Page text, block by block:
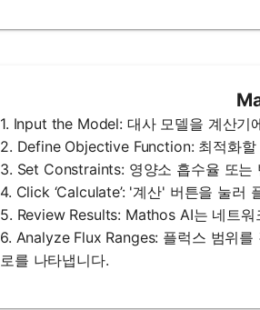
1. Input the Model: 대사 모델을 계산기
2. Define Objective Function: 최적화
3. Set Constraints: 영양소 흡수율 또는
4. Click ‘Calculate’: '계산' 버튼을 눌러
5. Review Results: Mathos AI는 네트
6. Analyze Flux Ranges: 플럭스 범위
로를 나타냅니다.